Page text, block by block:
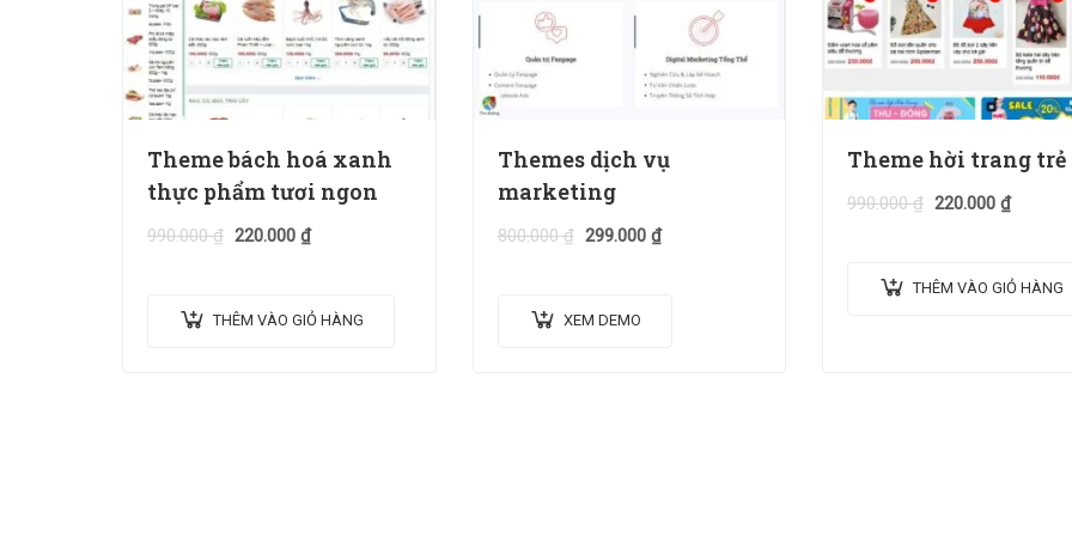
Theme bách hoá xanh
thực phẩm tươi ngon
990.000₫ 220.000 ₫
THÊM VÀO GIỎ HÀNG
Themes dịch vụ
marketing
800.000₫ 299.000 ₫
XEM DEMO
Theme hời trang trẻ
990.000₫ 220.000 ₫
THÊM VÀO GIỎ HÀNG